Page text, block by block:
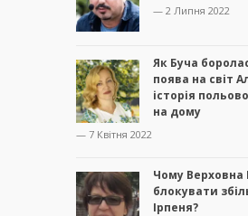
— 2 Липня 2022
Як Буча
поява на світ
історія
на дому
— 7 Квітня 2022
Чому Верховна
блокувати
Ірпеня?